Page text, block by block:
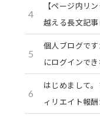
4
【ページ内リ
越える長文記
5
個人ブログで
にログインで
6
はじめまして
ィリエイト報